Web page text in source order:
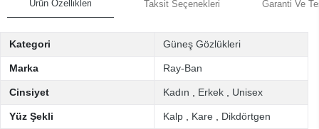
Ürün Özellikleri Taksit Seçenekleri Garanti Ve
Kategori Güneş Gözlükleri
Marka Ray-Ban
Cinsiyet Kadın Erkek Unisex
Yüz Şekli Kalp Kare Dikdörtgen